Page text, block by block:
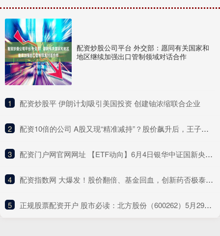
配资炒股公司平台 外交部：愿同有关国家和
地区继续加强出口管制领域对话合作
1 ​配资炒股平 伊朗计划吸引美国投资 创建铀浓缩联合企业
2 ​配资10倍的公司 A股又现“精准减持”？股价飙升后，王子新材、浪莎股份股东忙“出逃”
3 ​配资门户网官网网址 【ETF动向】6月4日银华中证国新央企科技引领ETF基金涨0%
4 ​配资指数网 大爆发！股价翻倍、基金回血，创新药否极泰来？_交易_港股_积极合作
5 ​正规股票配资开户 股市必读：北方股份（600262）5月29日披露最新机构调研信息